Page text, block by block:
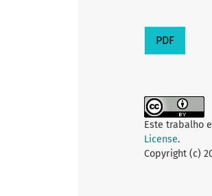
PDF
Este trabalho
License.
Copyright (c)